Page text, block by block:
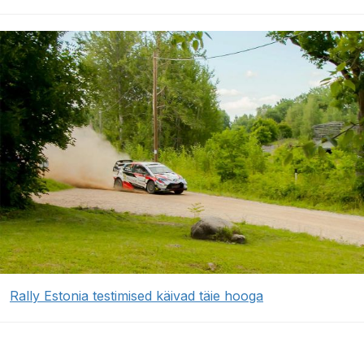
Rally Estonia testimised käivad täie hooga